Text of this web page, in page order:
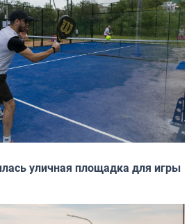
уличная площадка для игры